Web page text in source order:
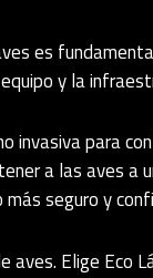
es
y la
invasiva para
a las aves a
seguro y
aves. Elige Eco